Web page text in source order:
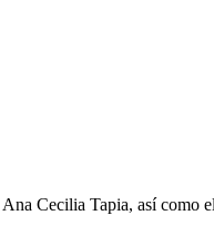
Cecilia Tapia, así